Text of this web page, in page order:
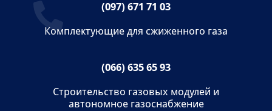
(097) 671 71 03
Комплектующие для сжиженного газа
(066) 635 65 93
Строительство газовых модулей и
автономное газоснабжение